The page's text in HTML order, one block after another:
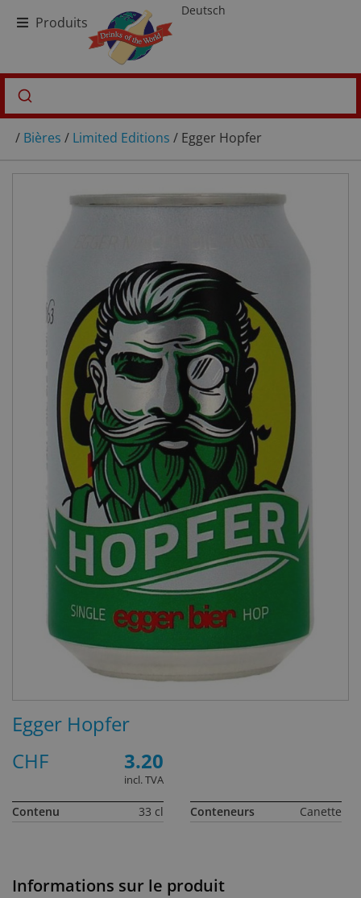
Produits
Deutsch
/ Bières / Limited Editions / Egger Hopfer
Informations sur le produit
Egger Hopfer
CHF
3.20
incl. TVA
Contenu 33 cl Conteneurs Canette